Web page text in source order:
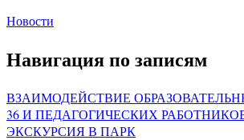
Новости
Навигация по записям
ВЗАИМОДЕЙСТВИЕ
36 И ПЕДАГОГИЧЕСКИХ
ЭКСКУРСИЯ В ПАРК